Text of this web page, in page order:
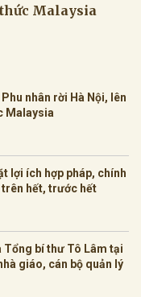
Malaysia
nhân rời Hà Nội, lên
Malaysia
lợi ích hợp pháp, chính
trên hết, trước hết
Tổng bí thư Tô Lâm tại
giáo, cán bộ quản lý